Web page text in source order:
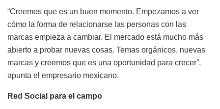
“Creemos que es un buen momento. Empezamos a ver
cómo la forma de relacionarse las personas con las
marcas empieza a cambiar. El mercado está mucho más
abierto a probar nuevas cosas. Temas orgánicos, nuevas
marcas y creemos que es una oportunidad para crecer”,
apunta el empresario mexicano.
Red Social para el campo